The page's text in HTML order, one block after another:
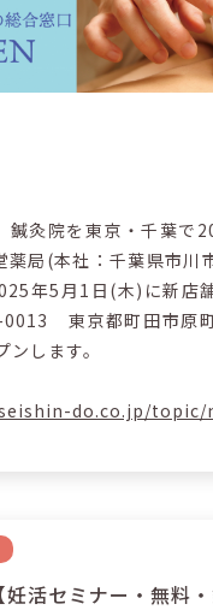
鍼灸院を東京・千葉で
薬局(本社：千葉県市川
年5月1日(木)に新店
0013 東京都町田市原
します。
do.co.jp/topic/
活セミナー・無料